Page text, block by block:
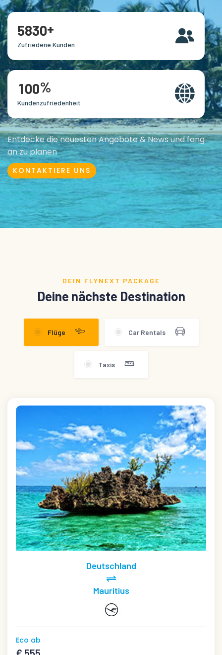
5830+
Zufriedene Kunden
100%
Kundenzufriedenheit
Entdecke die neuesten Angebote & News und fang
an zu planen
KONTAKTIERE UNS
DEIN FLYNEXT PACKAGE
Deine nächste Destination
Flüge Car Rentals
Taxis
Deutschland
Mauritius
Eco ab